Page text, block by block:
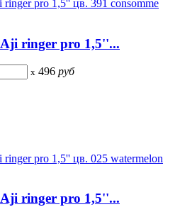
ringer pro 1,5''...
x 496 руб
ringer pro 1,5''...